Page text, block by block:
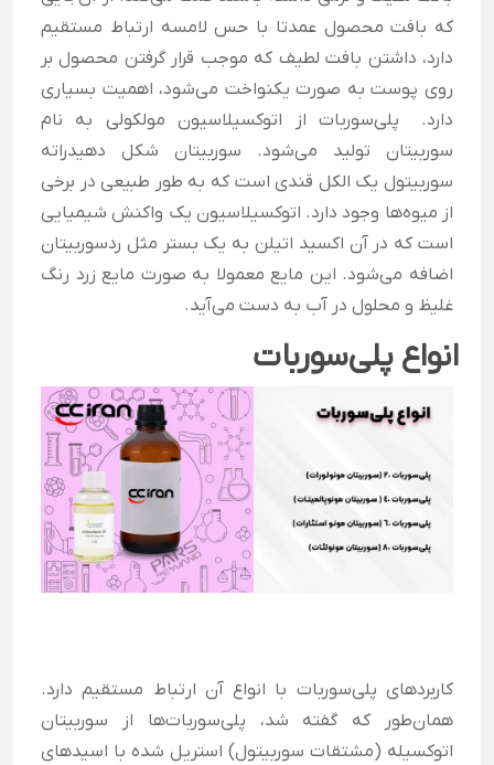
که بافت محصول عمدتا با حس لامسه ارتباط مستقیم
دارد، داشتن بافت لطیف که موجب قرار گرفتن محصول بر
روی پوست به صورت یکنواخت می‌شود، اهمیت بسیاری
دارد. پلی‌سوربات از اتوکسیلاسیون مولکولی به نام
سوربیتان تولید می‌شود. سوربیتان شکل دهیدراته
سوربیتول یک الکل قندی است که به طور طبیعی در برخی
از میوه‌ها وجود دارد. اتوکسیلاسیون یک واکنش شیمیایی
است که در آن اکسید اتیلن به یک بستر مثل ردسوربیتان
اضافه می‌شود. این مایع معمولا به صورت مایع زرد رنگ
غلیظ و محلول در آب به دست می‌آید.
انواع پلی‌سوربات
کاربردهای پلی‌سوربات با انواع آن ارتباط مستقیم دارد.
همان‌طور که گفته شد، پلی‌سوربات‌ها از سوربیتان
اتوکسیله (مشتقات سوربیتول) استریل شده با اسیدهای